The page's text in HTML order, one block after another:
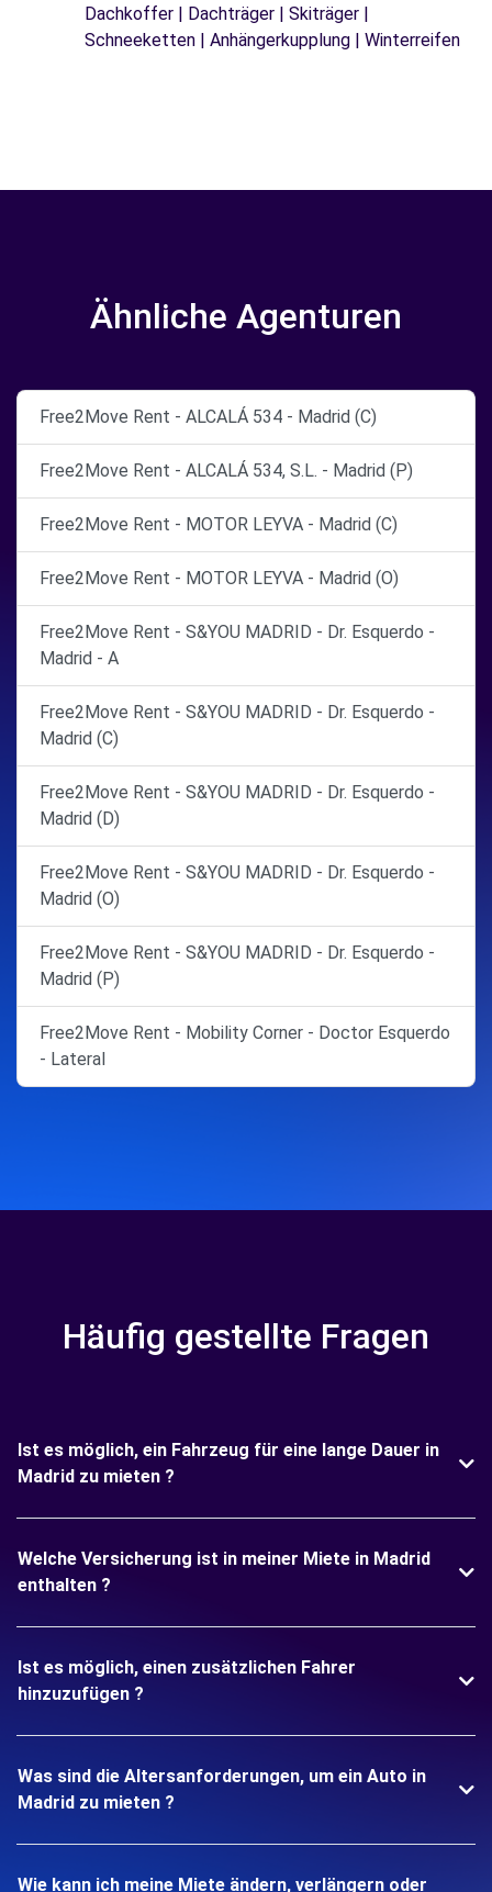
Dachkoffer | Dachträger | Skiträger |
Schneeketten | Anhängerkupplung | Winterreifen
Ähnliche Agenturen
Free2Move Rent - ALCALÁ 534 - Madrid (C)
Free2Move Rent - ALCALÁ 534, S.L. - Madrid (P)
Free2Move Rent - MOTOR LEYVA - Madrid (C)
Free2Move Rent - MOTOR LEYVA - Madrid (O)
Free2Move Rent - S&YOU MADRID - Dr. Esquerdo -
Madrid - A
Free2Move Rent - S&YOU MADRID - Dr. Esquerdo -
Madrid (C)
Free2Move Rent - S&YOU MADRID - Dr. Esquerdo -
Madrid (D)
Free2Move Rent - S&YOU MADRID - Dr. Esquerdo -
Madrid (O)
Free2Move Rent - S&YOU MADRID - Dr. Esquerdo -
Madrid (P)
Free2Move Rent - Mobility Corner - Doctor Esquerdo
- Lateral
Häufig gestellte Fragen
Ist es möglich, ein Fahrzeug für eine lange Dauer in
Madrid zu mieten ?
Welche Versicherung ist in meiner Miete in Madrid
enthalten ?
Ist es möglich, einen zusätzlichen Fahrer
hinzuzufügen ?
Was sind die Altersanforderungen, um ein Auto in
Madrid zu mieten ?
Wie kann ich meine Miete ändern, verlängern oder